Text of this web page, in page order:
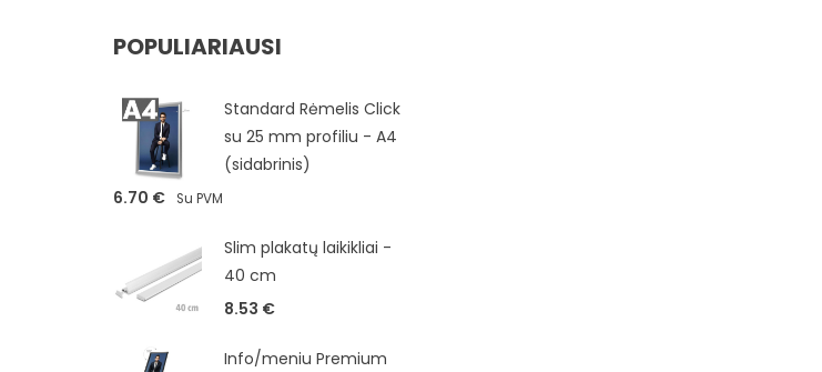
POPULIARIAUSI
Standard Rėmelis Click
su 25 mm profiliu - A4
(sidabrinis)
6.70 € Su PVM
Slim plakatų laikikliai -
40 cm
8.53 €
Info/meniu Premium